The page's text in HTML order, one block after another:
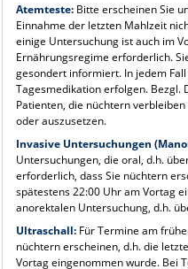
Atemteste:Bitte erscheinen Sie
Einnahme der letzten Mahlzeit
einige Untersuchung ist auch im
Ernährungsregime erforderlich.
gesondert informiert. In jedem
Tagesmedikation erfolgen. Bezgl.
Patienten, die nüchtern
oder auszusetzen.
Invasive Untersuchungen
Untersuchungen, die oral, d.h.
erforderlich, dass Sie nüchtern
spätestens 22:00 Uhr am Vortag
anorektalen Untersuchung, d.h.
Ultraschall:Für Termine am
nüchtern erscheinen, d.h. die
Vortag eingenommen wurde. Bei